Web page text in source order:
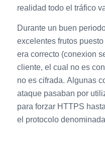
realidad todo el tráfico
Durante un buen
excelentes frutos
era correcto (conexion
cliente, el cual no es
no es cifrada. Algunas
ataque pasaban por
para forzar HTTPS
el protocolo denominada